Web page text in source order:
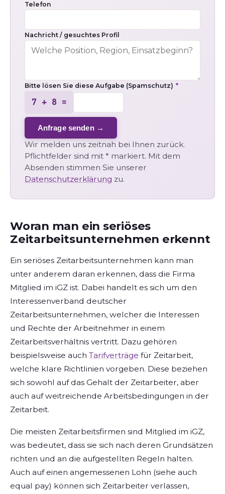
Telefon
Nachricht / gesuchtes Profil
Bitte lösen Sie diese Aufgabe (Spamschutz) *
7 + 8 =
Anfrage senden →
Wir melden uns zeitnah bei Ihnen zurück.
Pflichtfelder sind mit * markiert. Mit dem
Absenden stimmen Sie unserer
Datenschutzerklärung zu.
Woran man ein seriöses
Zeitarbeitsunternehmen erkennt
Ein seriöses Zeitarbeitsunternehmen kann man
unter anderem daran erkennen, dass die Firma
Mitglied im iGZ ist. Dabei handelt es sich um den
Interessenverband deutscher
Zeitarbeitsunternehmen, welcher die Interessen
und Rechte der Arbeitnehmer in einem
Zeitarbeitsverhältnis vertritt. Dazu gehören
beispielsweise auch Tarifverträge für Zeitarbeit,
welche klare Richtlinien vorgeben. Diese beziehen
sich sowohl auf das Gehalt der Zeitarbeiter, aber
auch auf weitreichende Arbeitsbedingungen in der
Zeitarbeit.
Die meisten Zeitarbeitsfirmen sind Mitglied im iGZ,
was bedeutet, dass sie sich nach deren Grundsätzen
richten und an die aufgestellten Regeln halten.
Auch auf einen angemessenen Lohn (siehe auch
equal pay) können sich Zeitarbeiter verlassen,